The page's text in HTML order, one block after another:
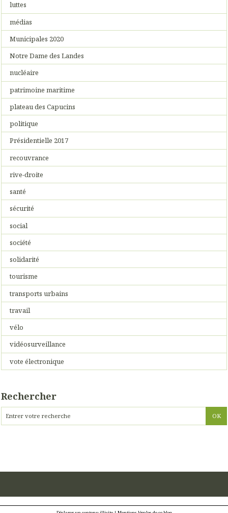
luttes
médias
Municipales 2020
Notre Dame des Landes
nucléaire
patrimoine maritime
plateau des Capucins
politique
Présidentielle 2017
recouvrance
rive-droite
santé
sécurité
social
société
solidarité
tourisme
transports urbains
travail
vélo
vidéosurveillance
vote électronique
Rechercher